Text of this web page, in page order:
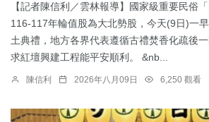
【記者陳信利／雲林報導】國家級重要民俗
116-117年輪值股為大北勢股，今天(9日)一
土典禮，地方各界代表遵循古禮焚香化疏後
求紅壇興建工程能平安順利。 &nb...
陳信利 2026年八月09日 6,250 觀看